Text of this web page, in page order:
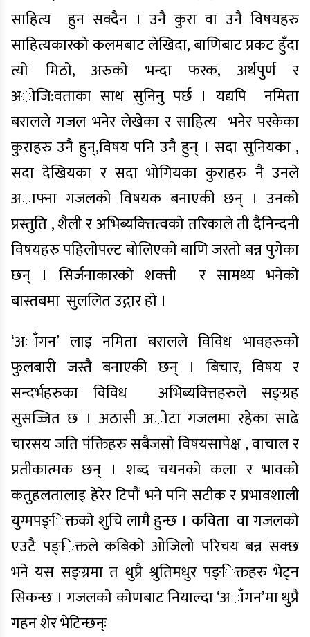
साहित्य हुन सक्दैन । उनै कुरा वा उनै विषयहरु
साहित्यकारकाे कलमबाट लेखिदा, बाणिबाट प्रकट हुँदा
त्याे मिठाे, अरुकाे भन्दा फरक, अर्थपुर्ण र
अाेजि:वताका साथ सुनिनु पर्छ । यद्यपि नमिता
बरालले गजल भनेर लेखेका र साहित्य भनेर पस्केका
कुराहरु उनै हुन्,विषय पनि उनै हुन् । सदा सुनियका ,
सदा देखियका र सदा भोगियका कुराहरु नै उनले
अाफ्ना गजलकाे विषयक बनाएकी छन् । उनकाे
प्रस्तुति , शैली र अभिब्यक्त्तित्वकाे तरिकाले ती दैनिन्दनी
विषयहरु पहिलाेपल्ट बोलिएकाे बाणि जस्तो बन्न पुगेका
छन् । सिर्जनाकारकाे शक्त्ती र सामथ्य भनेकाे
बास्तबमा सुललित उद्गार हाे ।
‘अाँगन’ लाइ नमिता बरालले विविध भावहरुकाे
फुलबारी जस्तै बनाएकी छन् । बिचार, विषय र
सन्दर्भहरुका विविध अभिब्यक्त्तिहरुले सङ्ग्रह
सुसज्जित छ । अठासी अाेटा गजलमा रहेका साढे
चारसय जति पंक्तिहरु सबैजसाे विषयसापेक्ष , वाचाल र
प्रतीकात्मक छन् । शब्द चयनकाे कला र भावकाे
कतुहलतालाइ हेरेर टिपाैं भने पनि सटीक र प्रभावशाली
युग्मपङ्िक्तकाे शुचि लामै हुन्छ । कविता वा गजलकाे
एउटै पङ्िक्तले कबिकाे ओजिलो परिचय बन्न सक्छ
भने यस सङ्ग्रमा त थुप्रै श्रुतिमधुर पङ्िक्तहरु भेट्न
सिकन्छ । गजलकाे काेणबाट नियाल्दा ‘अाँगन’मा थुप्रै
गहन शेर भेटिन्छन्ः